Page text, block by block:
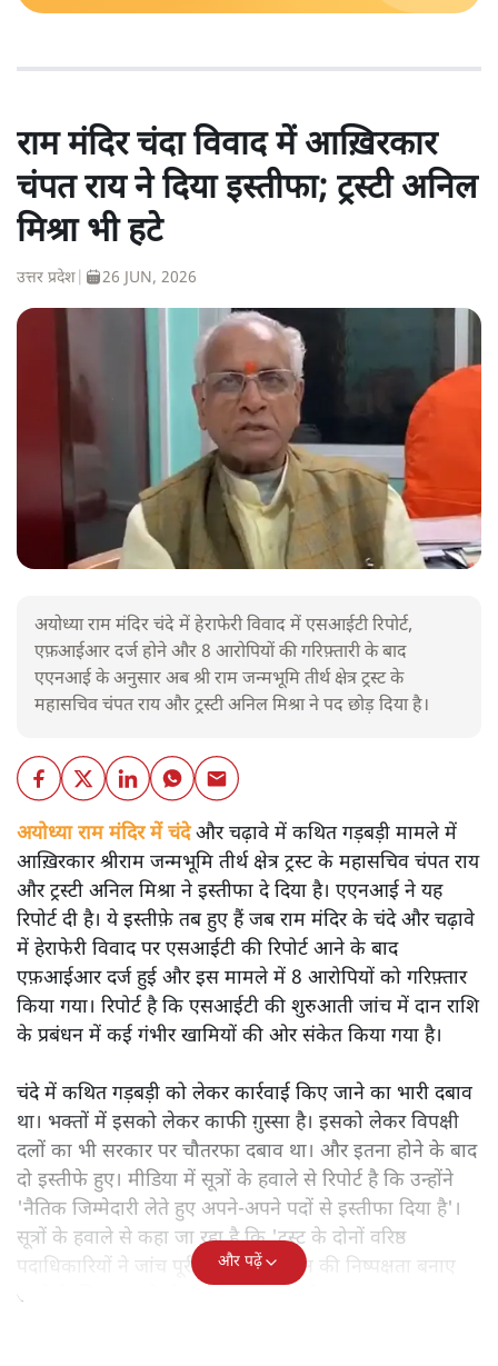
राम मंदिर चंदा विवाद में आख़िरकार
चंपत राय ने दिया इस्तीफा; ट्रस्टी अनिल
मिश्रा भी हटे
उत्तर प्रदेश 26 JUN, 2026
अयोध्या राम मंदिर चंदे में हेराफेरी विवाद में एसआईटी रिपोर्ट,
एफ़आईआर दर्ज होने और 8 आरोपियों की गरिफ़्तारी के बाद
एएनआई के अनुसार अब श्री राम जन्मभूमि तीर्थ क्षेत्र ट्रस्ट के
महासचिव चंपत राय और ट्रस्टी अनिल मिश्रा ने पद छोड़ दिया है।
अयोध्या राम मंदिर में चंदेऔर चढ़ावे में कथित गड़बड़ी मामले में
आख़िरकार श्रीराम जन्मभूमि तीर्थ क्षेत्र ट्रस्ट के महासचिव चंपत राय
और ट्रस्टी अनिल मिश्रा ने इस्तीफा दे दिया है। एएनआई ने यह
रिपोर्ट दी है। ये इस्तीफ़े तब हुए हैं जब राम मंदिर के चंदे और चढ़ावे
में हेराफेरी विवाद पर एसआईटी की रिपोर्ट आने के बाद
एफ़आईआर दर्ज हुई और इस मामले में 8 आरोपियों को गरिफ़्तार
किया गया। रिपोर्ट है कि एसआईटी की शुरुआती जांच में दान राशि
के प्रबंधन में कई गंभीर खामियों की ओर संकेत किया गया है।
चंदे में कथित गड़बड़ी को लेकर कार्रवाई किए जाने का भारी दबाव
था। भक्तों में इसको लेकर काफी ग़ुस्सा है। इसको लेकर विपक्षी
दलों का भी सरकार पर चौतरफा दबाव था। और इतना होने के बाद
दो इस्तीफे हुए। मीडिया में सूत्रों के हवाले से रिपोर्ट है कि उन्होंने
'नैतिक जिम्मेदारी लेते हुए अपने-अपने पदों से इस्तीफा दिया है'।
सूत्रों के हवाले से कहा जा रहा है कि 'ट्रस्ट के दोनों वरिष्ठ
पदाधिकारियों ने जांच पूरी होने तक संगठन की निष्पक्षता बनाए
रखने के लिए पद छोड़ने का फैसला किया है'।
और पढ़ें